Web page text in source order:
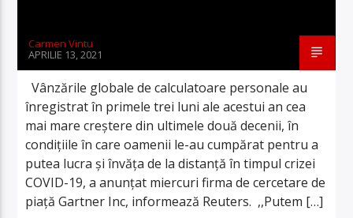
Carmen Vintu
APRILIE 13, 2021
Vânzările globale de calculatoare personale au
înregistrat în primele trei luni ale acestui an cea
mai mare creştere din ultimele două decenii, în
condiţiile în care oamenii le-au cumpărat pentru a
putea lucra şi învăţa de la distanţă în timpul crizei
COVID-19, a anunţat miercuri firma de cercetare de
piaţă Gartner Inc, informează Reuters. ,,Putem […]